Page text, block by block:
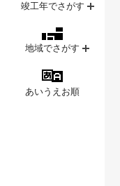
竣工年でさがす
地域でさがす
あいうえお順